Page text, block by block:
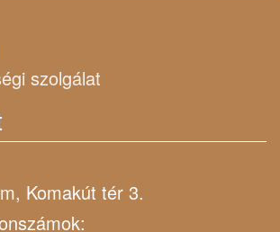
szolgálat
Komakút tér 3.